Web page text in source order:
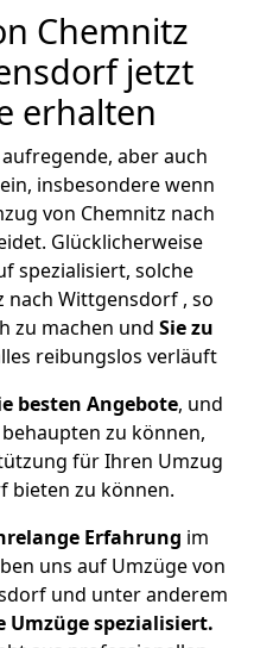
Chemnitz
jetzt
erhalten
aber auch
insbesondere wenn
von Chemnitz nach
Glücklicherweise
spezialisiert, solche
nach Wittgensdorf , so
zu machen und Sie zu
reibungslos verläuft
besten Angebote, und
zu können,
für Ihren Umzug
bieten zu können.
Erfahrung im
uns auf Umzüge von
und unter anderem
spezialisiert.